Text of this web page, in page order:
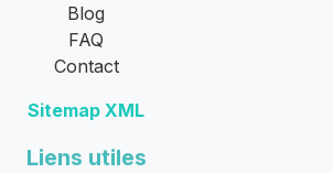
Blog
FAQ
Contact
Sitemap XML
Liens utiles